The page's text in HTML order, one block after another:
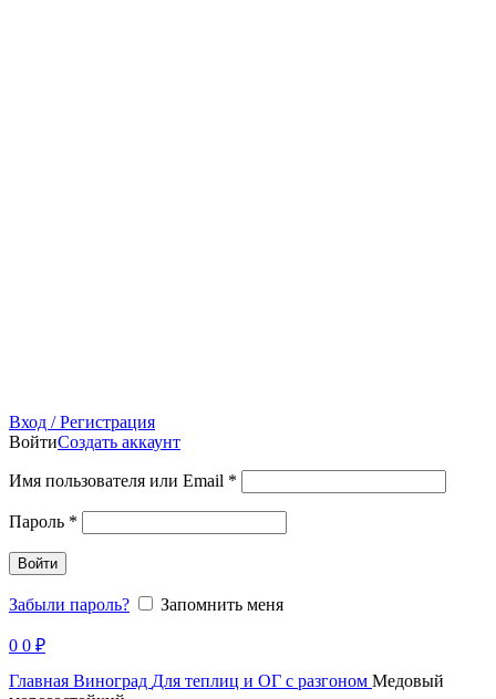
Вход / Регистрация
ВойтиСоздать аккаунт
Имя пользователя или Email *
Пароль *
Войти
Забыли пароль? Запомнить меня
0 0 ₽
Продано
Главная Виноград Для теплиц и ОГ с разгоном Медовый